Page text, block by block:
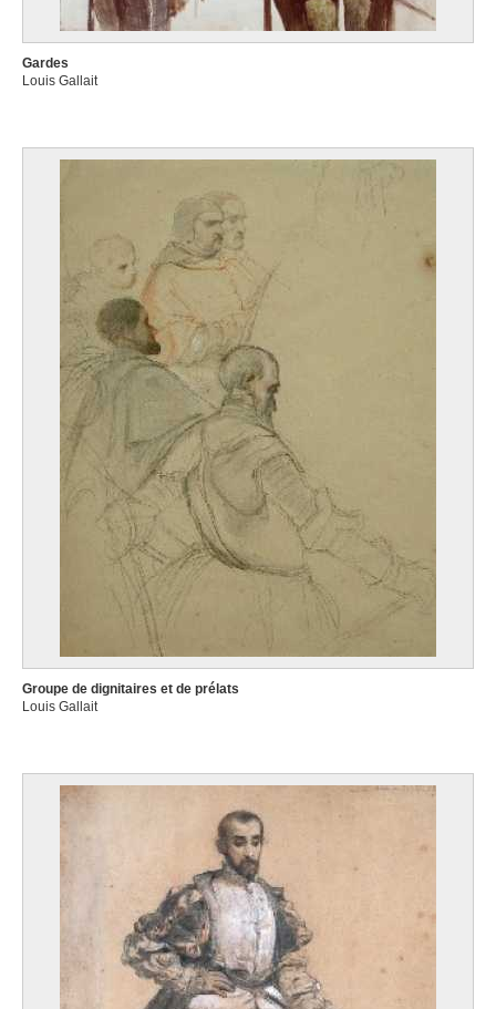
Gardes
Louis Gallait
Groupe de dignitaires et de prélats
Louis Gallait